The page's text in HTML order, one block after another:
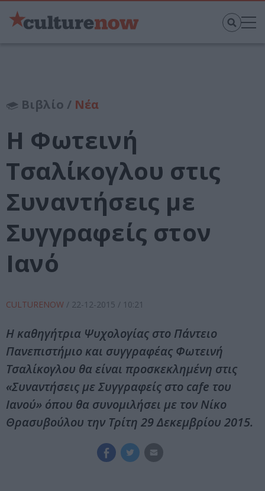
Βιβλίο / Νέα
Η Φωτεινή
Τσαλίκογλου στις
Συναντήσεις με
Συγγραφείς στον
Ιανό
CULTURENOW / 22-12-2015 / 10:21
Η καθηγήτρια Ψυχολογίας στο Πάντειο
Πανεπιστήμιο και συγγραφέας Φωτεινή
Τσαλίκογλου θα είναι προσκεκλημένη στις
«Συναντήσεις με Συγγραφείς στο cafe του
Ιανού» όπου θα συνομιλήσει με τον Νίκο
Θρασυβούλου την Τρίτη 29 Δεκεμβρίου 2015.